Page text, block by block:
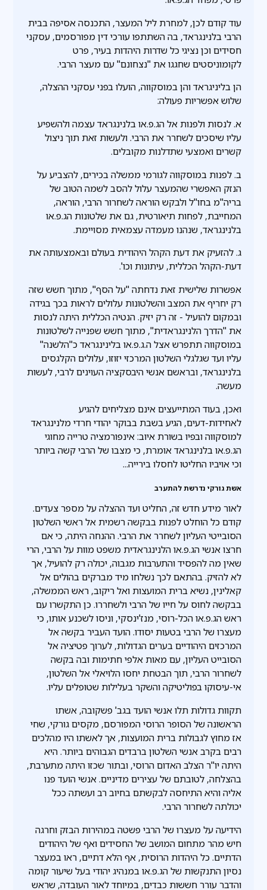
עוד קודם לכן, למחרת ליל המעצר, התכנסה אסיפה בבית
הרבי בלנינגראד, בה השתתפו עורכי דין מפורסמים, עסקני
חסידים וכן נציגי כל שדרות היהדות בעיר, פרט
לקומוניסטים שחגגו את "נצחונם" עם מעצר הרבי.
הן בליניגראד והן במוסקווה, הועלו בפני עסקני ההצלה,
שלוש אפשריות פעולה:
א. לנסות ולפנות אל הג.פ.או בלנינגראד עצמה ולהשפיע
עליו שיסכים לשחרר את הרבי. ולעשות זאת תוך ניצול
קשרים ואמצעי שתדלנות מקובלים.
ב. לפנות במוסקווה לגורמי ממשלה בכירים, להצביע על
הנזק האפשרי שהמעצר עלול להסב לשמה הטוב של
בריה"מ בחו"ל ולבקש הוראה לשחרור הרבי, הוראה,
המחייבת, לפחות תיאורטית, גם את שלטונות הג.פ.או
בלנינגראד, שנהנו מעמדה עצמאית מסויימת.
ג. להזעיק את דעת הקהל היהודית בעולם ובאמצעותה את
דעת-הקהל הכללית, עיתונות וכו'.
אפשרות שלישית זאת נדחתה "על הסף", מתוך חשש שזה
רק יחריף את המצב והשלטונות עלולים לראות בכך בגידה
ובמקום להועיל - זה רק יזיק. הנטיה הכללית היתה לנסות
את "הדרך הלנינגראדית", מתוך חשש שפנייה לשלטונות
במוסקווה תתפרש אצל ה.ג.פ.או בלינינגראד כ"הלשנה"
עליו ועד שגלגלי השלטון המרכזי יזוזו, עלולים הקלגסים
בלנינגראד, ובראשם אנשי היבסקציה העוינים לרבי, לעשות
מעשה.
ואכן, בעוד המתייעצים אינם מצליחים להגיע
לאחידות-דעים, הגיע בשבת בבוקר יהודי חרדי מלנינגראד
למוסקווה ובפיו בשורת איוב: אינפורמציה טרייה מחוגי
הג.פ.או בלנינגראד אומרת, כי מצבו של הרבי קשה ביותר
וכי אויביו החליטו לחסלו בירייה...
אשת גורקי נדרשת להתערב
לאור מידע חדש זה, החליט ועד ההצלה על מספר צעדים.
קודם כל הוחלט לפנות בבקשה רשמית אל ראשי השלטון
הסובייטי העליון לשחרר את הרבי. ההנחה היתה, כי אם
חרצו אנשי הג.פ.או הלנינגראדית משפט מוות על הרבי, הרי
שאין מה להפסיד והתערבות מגבוה, יכולה רק להועיל, אך
לא להזיק. בהתאם לכך נשלחו מיד מברקים בהולים אל
קאלינין, נשיא ברית המועצות ואל ריקוב, ראש הממשלה,
בבקשה לחוס על חייו של הרבי ולשחררו. כן התקשרו עם
ראש הג.פ.או הכל-רוסי, מנז'ינסקי, וניסו לשכנע אותו, כי
מעצרו של הרבי בטעות יסודו. הועד העביר בקשה אל
המרכזים היהודיים בערים הגדולות, לערוך פטיציה אל
הסובייט העליון, עם מאות אלפי חתימות ובה בקשה
לשחרור הרבי, תוך הבטחת יחסו הלויאלי אל השלטון,
אי-עיסוקו בפוליטיקה והשקר בעלילות שטופלים עליו.
תקוות גדולות תלו אנשי הועד בגב' פשקובה, אשתו
הראשונה של הסופר הרוסי המפורסם, מקסים גורקי, שחי
אז מחוץ לגבולות ברית המועצות, אך לאשתו היו מהלכים
רבים בקרב אנשי השלטון ברבדים הגבוהים ביותר. היא
היתה יו"ר הצלב האדום הרוסי, ובתור שכזו היתה מתערבת,
בהצלחה, לטובתם של עצירים מדיניים. אנשי הועד פנו
אליה והיא התיחסה לבקשתם בחיוב רב ועשתה ככל
יכולתה לשחרור הרבי.
הידיעה על מעצרו של הרבי פשטה במהירות הבזק וחרגה
חיש מהר מתחום המושב של החסידים ואף של היהודים
הדתיים. כל היהדות הרוסית, אף הלא דתיים, ראו במעצר
נסיון התנקשות של הג.פ.או במנהיג יהודי בעל שיעור קומה
והדבר עורר חששות כבדים, במיוחד לאור העובדה, שראש